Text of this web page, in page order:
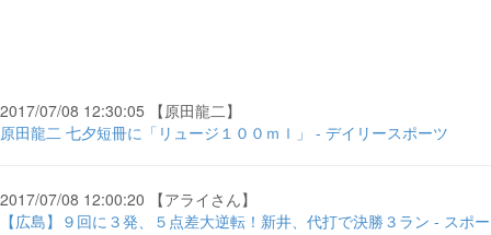
2017/07/08 12:30:05 【原田龍二】
原田龍二 七夕短冊に「リュージ１００ｍｌ」 - デイリースポーツ
2017/07/08 12:00:20 【アライさん】
【広島】９回に３発、５点差大逆転！新井、代打で決勝３ラン - スポー